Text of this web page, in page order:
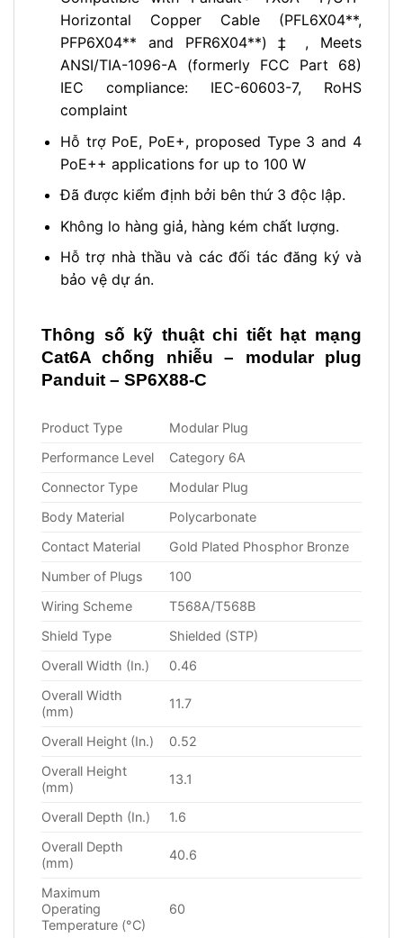
Horizontal Copper Cable (PFL6X04**,
PFP6X04** and PFR6X04**) ‡ , Meets
ANSI/TIA-1096-A (formerly FCC Part 68)
IEC compliance: IEC-60603-7, RoHS
complaint
Hỗ trợ PoE, PoE+, proposed Type 3 and 4
PoE++ applications for up to 100 W
Đã được kiểm định bởi bên thứ 3 độc lập.
Không lo hàng giả, hàng kém chất lượng.
Hỗ trợ nhà thầu và các đối tác đăng ký và
bảo vệ dự án.
Thông số kỹ thuật chi tiết hạt mạng
Cat6A chống nhiễu – modular plug
Panduit – SP6X88-C
Product Type
Modular Plug
Performance Level
Category 6A
Connector Type
Modular Plug
Body Material
Polycarbonate
Contact Material
Gold Plated Phosphor Bronze
Number of Plugs
100
Wiring Scheme
T568A/T568B
Shield Type
Shielded (STP)
Overall Width (In.)
0.46
Overall Width
(mm)
11.7
Overall Height (In.)
0.52
Overall Height
(mm)
13.1
Overall Depth (In.)
1.6
Overall Depth
(mm)
40.6
Maximum
Operating
Temperature (°C)
60